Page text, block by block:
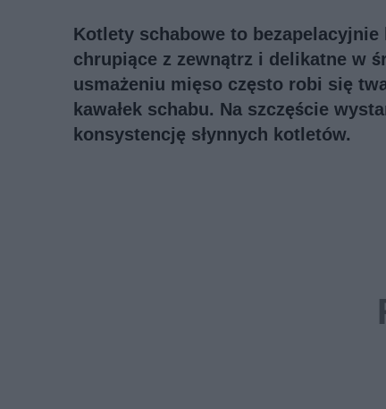
Kotlety schabowe to
chrupiące z zewnątrz i delikatne w
usmażeniu mięso często robi się
kawałek schabu. Na szczęście
konsystencję słynnych kotletów.